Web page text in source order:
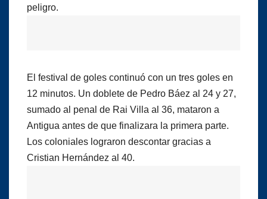
peligro.
El festival de goles continuó con un tres goles en
12 minutos. Un doblete de Pedro Báez al 24 y 27,
sumado al penal de Rai Villa al 36, mataron a
Antigua antes de que finalizara la primera parte.
Los coloniales lograron descontar gracias a
Cristian Hernández al 40.